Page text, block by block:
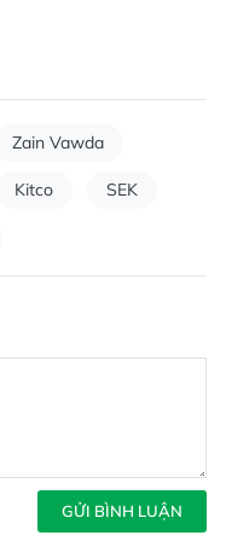
Zain Vawda
Kitco SEK
GỬI BÌNH LUẬN